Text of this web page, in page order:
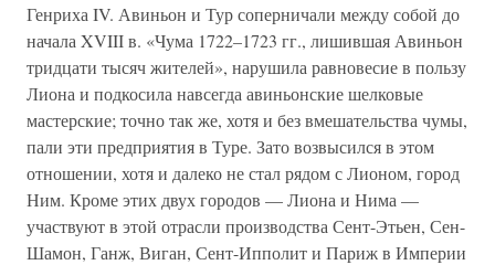
Генриха IV. Авиньон и Тур соперничали между собой до
начала XVIII в. «Чума 1722–1723 гг., лишившая Авиньон
тридцати тысяч жителей», нарушила равновесие в пользу
Лиона и подкосила навсегда авиньонские шелковые
мастерские; точно так же, хотя и без вмешательства чумы,
пали эти предприятия в Туре. Зато возвысился в этом
отношении, хотя и далеко не стал рядом с Лионом, город
Ним. Кроме этих двух городов — Лиона и Нима —
участвуют в этой отрасли производства Сент-Этьен, Сен-
Шамон, Ганж, Виган, Сент-Ипполит и Париж в Империи